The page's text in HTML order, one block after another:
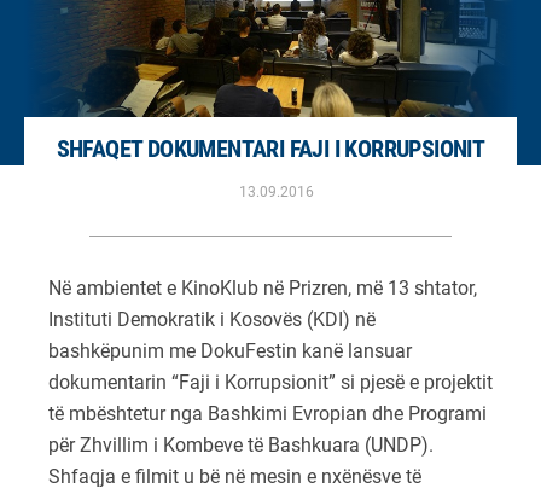
SHFAQET DOKUMENTARI FAJI I KORRUPSIONIT
13.09.2016
Në ambientet e KinoKlub në Prizren, më 13 shtator,
Instituti Demokratik i Kosovës (KDI) në
bashkëpunim me DokuFestin kanë lansuar
dokumentarin “Faji i Korrupsionit” si pjesë e projektit
të mbështetur nga Bashkimi Evropian dhe Programi
për Zhvillim i Kombeve të Bashkuara (UNDP).
Shfaqja e filmit u bë në mesin e nxënësve të